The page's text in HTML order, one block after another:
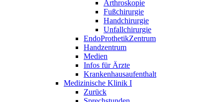
Arthroskopie
Fußchirurgie
Handchirurgie
Unfallchirurgie
EndoProthetikZentrum
Handzentrum
Medien
Infos für Ärzte
Krankenhausaufenthalt
Medizinische Klinik I
Zurück